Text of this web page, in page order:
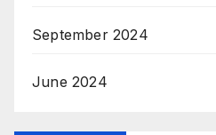
September 2024
June 2024